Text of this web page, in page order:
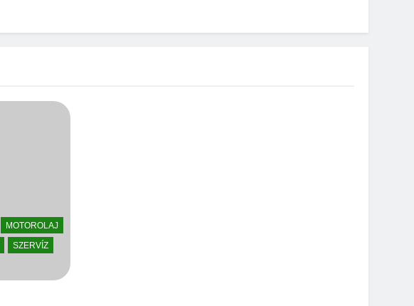
MOTOROLAJ
SZERVÍZ